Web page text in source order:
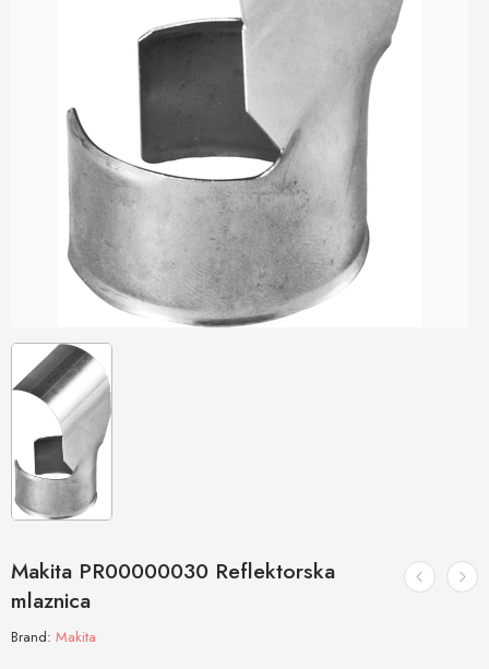
Makita PR00000030 Reflektorska
mlaznica
Brand: Makita